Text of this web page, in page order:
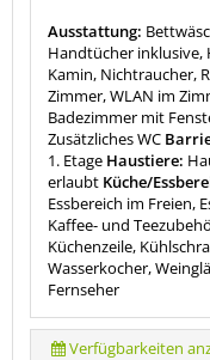
Ausstattung:
Handtücher inklusive,
Kamin, Nichtraucher,
Zimmer, WLAN im
Badezimmer mit
Zusätzliches WC
1. Etage Haustiere:
erlaubt Küche/
Essbereich im Freien,
Kaffee- und
Küchenzeile,
Wasserkocher,
Fernseher
Verfügbarkeiten